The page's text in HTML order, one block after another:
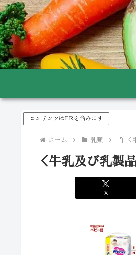
コンテンツはPRを含みます
ホーム 乳類 ＜
＜牛乳及び乳製
X